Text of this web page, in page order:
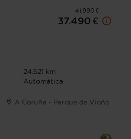
41.990 €
37.490 €
24.521 km
Automática
A Coruña - Parque de Vioño